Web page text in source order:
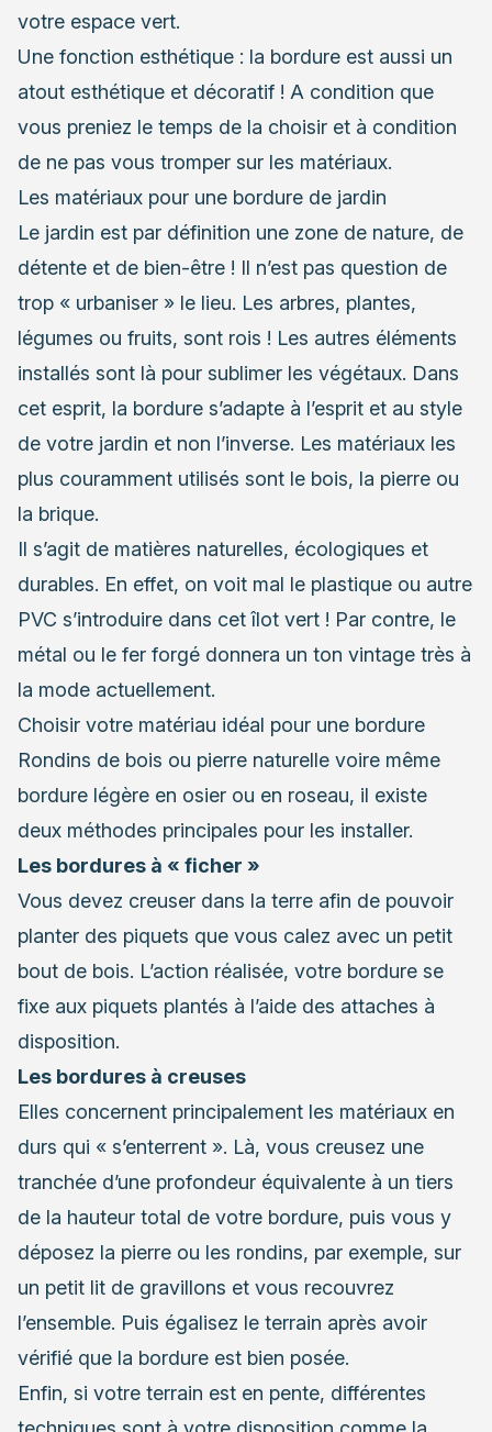
votre espace vert.
Une fonction esthétique : la bordure est aussi un
atout esthétique et décoratif ! A condition que
vous preniez le temps de la choisir et à condition
de ne pas vous tromper sur les matériaux.
Les matériaux pour une bordure de jardin
Le jardin est par définition une zone de nature, de
détente et de bien-être ! Il n’est pas question de
trop « urbaniser » le lieu. Les arbres, plantes,
légumes ou fruits, sont rois ! Les autres éléments
installés sont là pour sublimer les végétaux. Dans
cet esprit, la bordure s’adapte à l’esprit et au style
de votre jardin et non l’inverse. Les matériaux les
plus couramment utilisés sont le bois, la pierre ou
la brique.
Il s’agit de matières naturelles, écologiques et
durables. En effet, on voit mal le plastique ou autre
PVC s’introduire dans cet îlot vert ! Par contre, le
métal ou le fer forgé donnera un ton vintage très à
la mode actuellement.
Choisir votre matériau idéal pour une bordure
Rondins de bois ou pierre naturelle voire même
bordure légère en osier ou en roseau, il existe
deux méthodes principales pour les installer.
Les bordures à « ficher »
Vous devez creuser dans la terre afin de pouvoir
planter des piquets que vous calez avec un petit
bout de bois. L’action réalisée, votre bordure se
fixe aux piquets plantés à l’aide des attaches à
disposition.
Les bordures à creuses
Elles concernent principalement les matériaux en
durs qui « s’enterrent ». Là, vous creusez une
tranchée d’une profondeur équivalente à un tiers
de la hauteur total de votre bordure, puis vous y
déposez la pierre ou les rondins, par exemple, sur
un petit lit de gravillons et vous recouvrez
l’ensemble. Puis égalisez le terrain après avoir
vérifié que la bordure est bien posée.
Enfin, si votre terrain est en pente, différentes